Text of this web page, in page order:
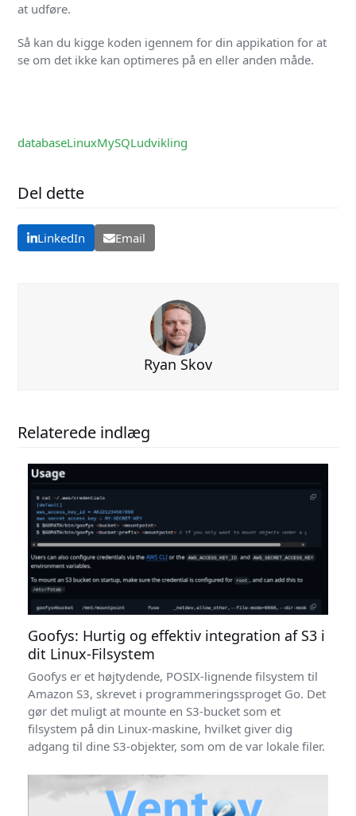
at udføre.
Så kan du kigge koden igennem for din appikation for at
se om det ikke kan optimeres på en eller anden måde.
databaseLinuxMySQLudvikling
Del dette
LinkedIn Email
Ryan Skov
Relaterede indlæg
Goofys: Hurtig og effektiv integration af S3 i
dit Linux-Filsystem
Goofys er et højtydende, POSIX-lignende filsystem til
Amazon S3, skrevet i programmeringssproget Go. Det
gør det muligt at mounte en S3-bucket som et
filsystem på din Linux-maskine, hvilket giver dig
adgang til dine S3-objekter, som om de var lokale filer.